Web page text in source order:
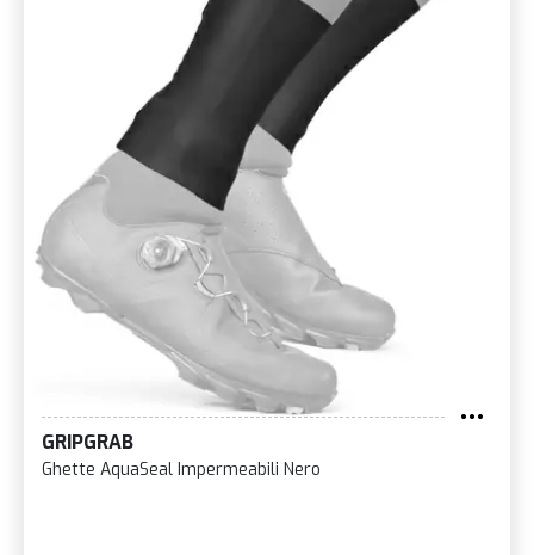
GRIPGRAB
Ghette AquaSeal Impermeabili Nero